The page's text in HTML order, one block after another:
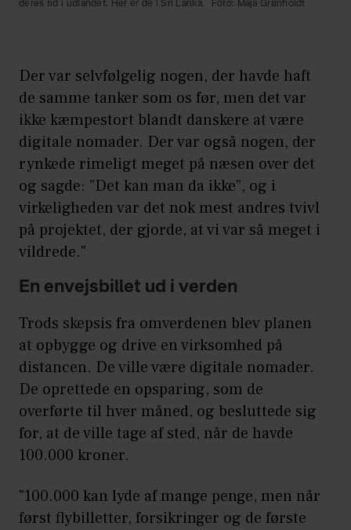
deres tid i udlandet. Her er de i Sri Lanka. Foto: Maja Grønholdt
Der var selvfølgelig nogen, der havde haft
de samme tanker som os før, men det var
ikke kæmpestort blandt danskere at være
digitale nomader. Der var også nogen, der
rynkede rimeligt meget på næsen over det
og sagde: ”Det kan man da ikke”, og i
virkeligheden var det nok mest andres tvivl
på projektet, der gjorde, at vi var så meget i
vildrede."
En envejsbillet ud i verden
Trods skepsis fra omverdenen blev planen
at opbygge og drive en virksomhed på
distancen. De ville være digitale nomader.
De oprettede en opsparing, som de
overførte til hver måned, og besluttede sig
for, at de ville tage af sted, når de havde
100.000 kroner.
"100.000 kan lyde af mange penge, men når
først flybilletter, forsikringer og de første